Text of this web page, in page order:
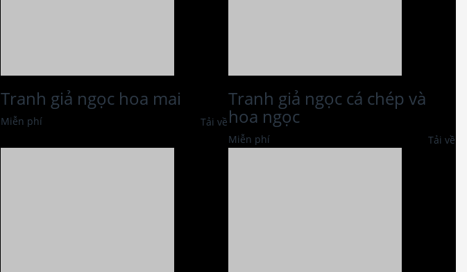
Tranh giả ngọc hoa mai
Miễn phí Tải về
Tranh giả ngọc cá chép và
hoa ngọc
Miễn phí Tải về